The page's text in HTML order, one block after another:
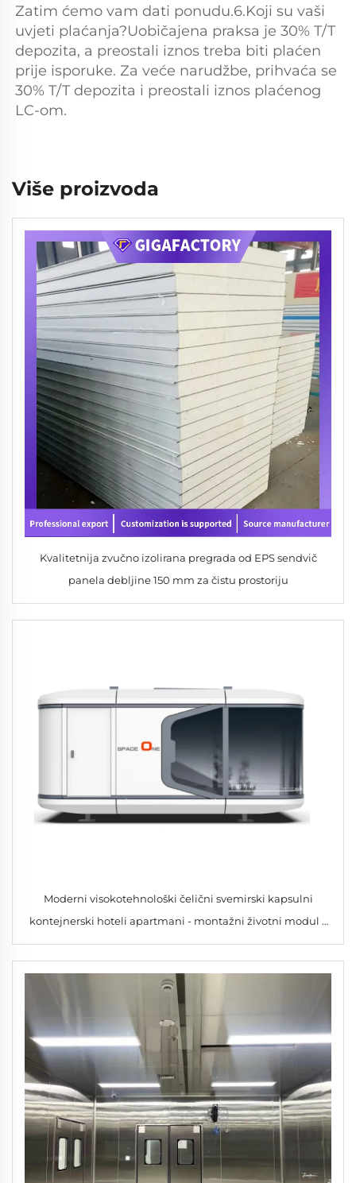
Zatim ćemo vam dati ponudu.6.Koji su vaši
uvjeti plaćanja?Uobičajena praksa je 30% T/T
depozita, a preostali iznos treba biti plaćen
prije isporuke. Za veće narudžbe, prihvaća se
30% T/T depozita i preostali iznos plaćenog
LC-om.
Više proizvoda
Kvalitetnija zvučno izolirana pregrada od EPS sendvič
panela debljine 150 mm za čistu prostoriju
Moderni visokotehnološki čelični svemirski kapsulni
kontejnerski hoteli apartmani - montažni životni modul s
solarnom energijom dnevni boravak kupaonica